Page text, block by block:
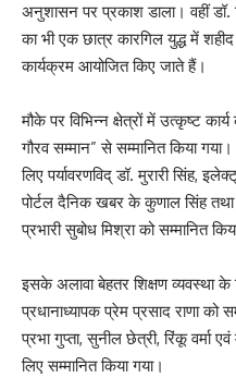
अनुशासन पर प्रकाश डाला। वहीं डॉ.
का भी एक छात्र कारगिल युद्ध में
कार्यक्रम आयोजित किए जाते हैं।
मौके पर विभिन्न क्षेत्रों में उत्कृष्ट
गौरव सम्मान” से सम्मानित किया
लिए पर्यावरणविद् डॉ. मुरारी सिंह,
पोर्टल दैनिक खबर के कुणाल सिंह
प्रभारी सुबोध मिश्रा को सम्मानित
इसके अलावा बेहतर शिक्षण व्यवस्था के
प्रधानाध्यापक प्रेम प्रसाद राणा को
प्रभा गुप्ता, सुनील छेत्री, रिंकू वर्मा
लिए सम्मानित किया गया।